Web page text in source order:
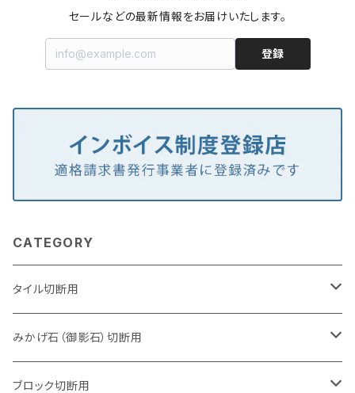
セールなどの最新情報をお届けいたします。
登録
CATEGORY
タイル切断用
105mm（4インチ）
125mm（5インチ）
みかげ石（御影石）切断用
105mm（4インチ）
ブロック切断用